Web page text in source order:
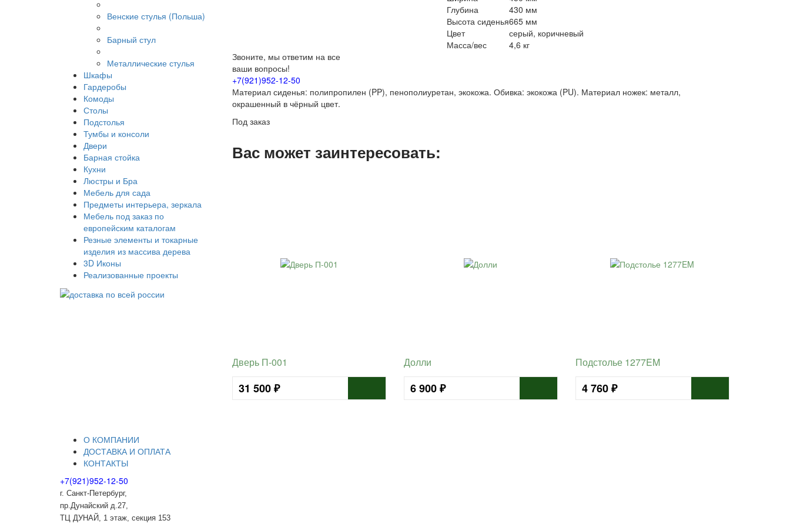
Венские стулья (Польша)
Барный стул
Металлические стулья
Шкафы
Гардеробы
Комоды
Столы
Подстолья
Тумбы и консоли
Двери
Барная стойка
Кухни
Люстры и Бра
Мебель для сада
Предметы интерьера, зеркала
Мебель под заказ по
европейским каталогам
Резные элементы и токарные
изделия из массива дерева
3D Иконы
Реализованные проекты
Глубина
430 мм
Высота сиденья665 мм
Цвет
серый, коричневый
Масса/вес
4,6 кг
Звоните, мы ответим на все
ваши вопросы!
+7(921)952-12-50
Материал сиденья: полипропилен (PP), пенополиуретан, экокожа. Обивка: экокожа (PU). Материал ножек: металл,
окрашенный в чёрный цвет.
Под заказ
Вас может заинтересовать:
Дверь П-001
31 500 ₽
Долли
6 900 ₽
Подстолье 1277EM
4 760 ₽
О КОМПАНИИ
ДОСТАВКА И ОПЛАТА
КОНТАКТЫ
+7(921)952-12-50
г. Санкт-Петербург,
пр.Дунайский д.27,
ТЦ ДУНАЙ, 1 этаж, секция 153